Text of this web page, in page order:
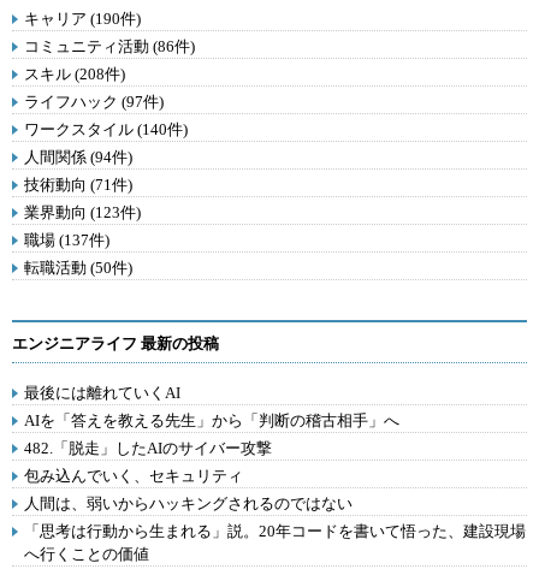
キャリア (190件)
コミュニティ活動 (86件)
スキル (208件)
ライフハック (97件)
ワークスタイル (140件)
人間関係 (94件)
技術動向 (71件)
業界動向 (123件)
職場 (137件)
転職活動 (50件)
エンジニアライフ 最新の投稿
最後には離れていくAI
AIを「答えを教える先生」から「判断の稽古相手」へ
482.「脱走」したAIのサイバー攻撃
包み込んでいく、セキュリティ
人間は、弱いからハッキングされるのではない
「思考は行動から生まれる」説。20年コードを書いて悟った、建設現場
へ行くことの価値